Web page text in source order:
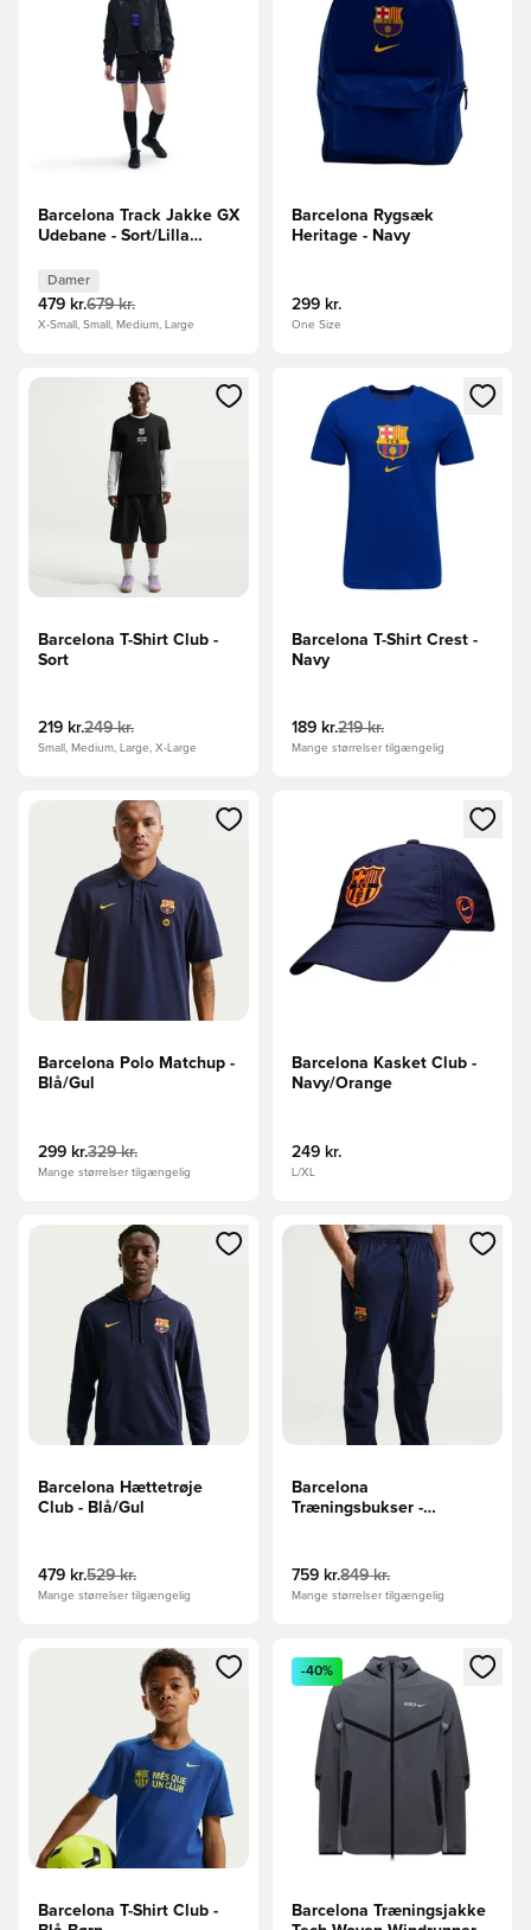
Barcelona Track Jakke GX
Udebane - Sort/Lilla
Damer
479 kr.679 kr.
X-Small, Small, Medium, Large
Barcelona Rygsæk
Heritage - Navy
299 kr.
One Size
Åbner en Modal til at logge ind eller tilmelde dig som
Barcelona T-Shirt Club -
Sort
219 kr.249 kr.
Small, Medium, Large, X-Large
Åbner en Modal til at logge
Barcelona T-Shirt Crest -
Navy
189 kr.219 kr.
Mange størrelser tilgængelig
Åbner en Modal til at logge ind eller tilmelde dig som
Barcelona Polo Matchup -
Blå/Gul
299 kr.329 kr.
Mange størrelser tilgængelig
Åbner en Modal til at logge
Barcelona Kasket Club -
Navy/Orange
249 kr.
L/XL
Åbner en Modal til at logge ind eller tilmelde dig som
Barcelona Hættetrøje
Club - Blå/Gul
479 kr.529 kr.
Mange størrelser tilgængelig
Åbner en Modal til at logge
Barcelona
Træningsbukser -
759 kr.849 kr.
Mange størrelser tilgængelig
Åbner en Modal til at logge ind eller tilmelde dig som
Barcelona T-Shirt Club -
Åbner en Modal til at logge
-40%
Barcelona Træningsjakke